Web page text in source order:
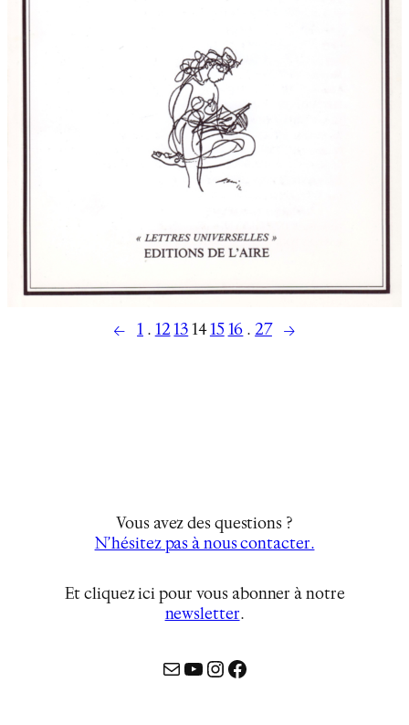
← 1 … 12 13 14 15 16 … 27 →
Vous avez des questions ?
N’hésitez pas à nous contacter.
Et cliquez ici pour vous abonner à notre
newsletter…
MailYouTube
Instagram
Facebook